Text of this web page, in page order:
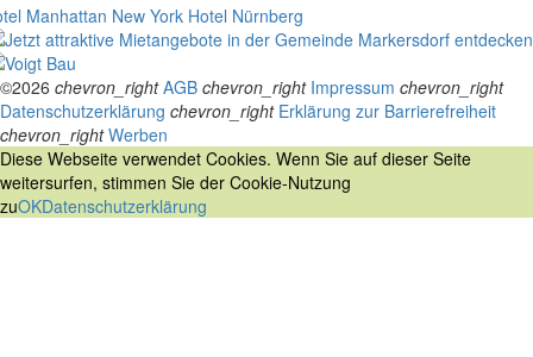
Manhattan New York Hotel Nürnberg
©2026 chevron_right AGB chevron_right Impressum chevron_right
Datenschutzerklärung chevron_right Erklärung zur Barrierefreiheit
chevron_right Werben
Diese Webseite verwendet Cookies. Wenn Sie auf dieser Seite
weitersurfen, stimmen Sie der Cookie-Nutzung
zuOKDatenschutzerklärung